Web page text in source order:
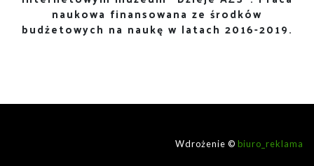
naukowa finansowana ze środków
budżetowych na naukę w latach 2016-2019.
Wdrożenie © biuro_reklama